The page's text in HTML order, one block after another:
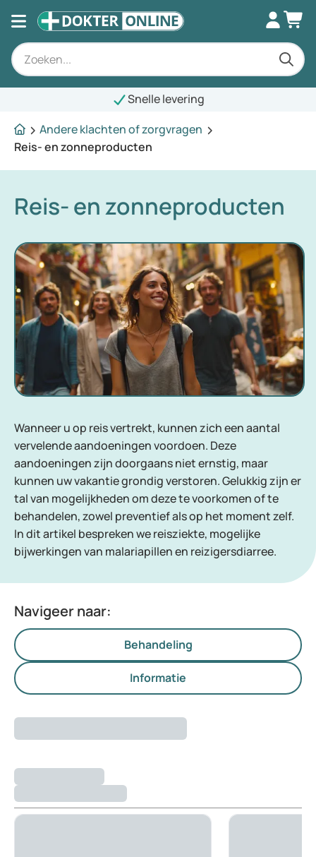
Snelle levering
Andere klachten of zorgvragen
Reis- en zonneproducten
Reis- en zonneproducten
Wanneer u op reis vertrekt, kunnen zich een aantal
vervelende aandoeningen voordoen. Deze
aandoeningen zijn doorgaans niet ernstig, maar
kunnen uw vakantie grondig verstoren. Gelukkig zijn er
tal van mogelijkheden om deze te voorkomen of te
behandelen, zowel preventief als op het moment zelf.
In dit artikel bespreken we reisziekte, mogelijke
bijwerkingen van malariapillen en reizigersdiarree.
Navigeer naar:
Behandeling
Informatie